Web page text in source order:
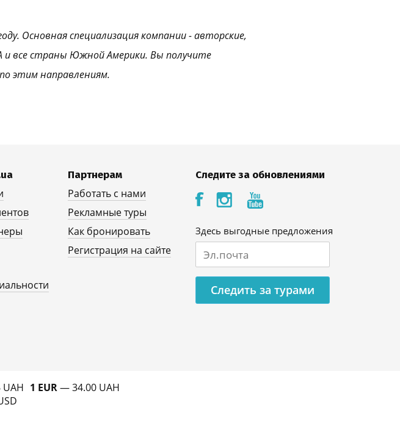
Основная специализация компании - авторские,
и все страны Южной Америки. Вы получите
этим направлениям.
Партнерам
Работать с нами
Рекламные туры
Как бронировать
Регистрация на сайте
Следите за обновлениями
Здесь выгодные предложения
Следить за турами
1 EUR— 34.00 UAH